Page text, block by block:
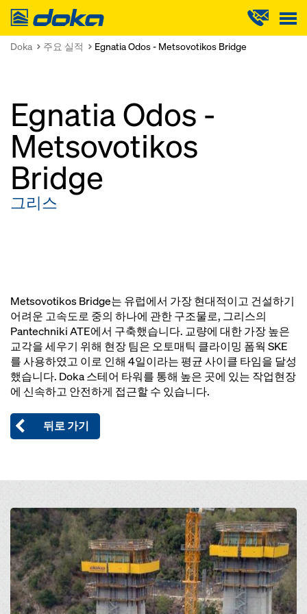
Doka
Doka 주요 실적 Egnatia Odos - Metsovotikos Bridge
Egnatia Odos -
Metsovotikos
Bridge
그리스
Metsovotikos Bridge는 유럽에서 가장 현대적이고 건설하기
어려운 고속도로 중의 하나에 관한 구조물로, 그리스의
Pantechniki ATE에서 구축했습니다. 교량에 대한 가장 높은
교각을 세우기 위해 현장 팀은 오토매틱 클라이밍 폼웍 SKE
를 사용하였고 이로 인해 4일이라는 평균 사이클 타임을 달성
했습니다. Doka 스테어 타워를 통해 높은 곳에 있는 작업현장
에 신속하고 안전하게 접근할 수 있습니다.
뒤로 가기
Open